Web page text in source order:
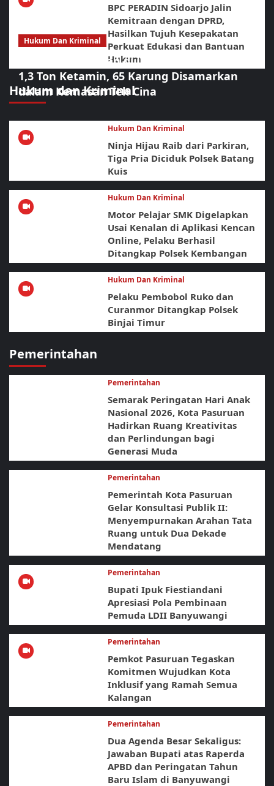
BPC PERADIN Sidoarjo Jalin
Kemitraan dengan DPRD,
Hasilkan Tujuh Kesepakatan
Perkuat Edukasi dan Bantuan
Hukum
Hukum dan Kriminal
Hukum Dan Kriminal
Operasi Gabungan di Laut Bintan Bongkar
1,3 Ton Ketamin, 65 Karung Disamarkan
dalam Kemasan Teh Cina
Hukum Dan Kriminal
Ninja Hijau Raib dari Parkiran,
Tiga Pria Diciduk Polsek Batang
Kuis
Hukum Dan Kriminal
Motor Pelajar SMK Digelapkan
Usai Kenalan di Aplikasi Kencan
Online, Pelaku Berhasil
Ditangkap Polsek Kembangan
Hukum Dan Kriminal
Pelaku Pembobol Ruko dan
Curanmor Ditangkap Polsek
Binjai Timur
Pemerintahan
Pemerintahan
Semarak Peringatan Hari Anak
Nasional 2026, Kota Pasuruan
Hadirkan Ruang Kreativitas
dan Perlindungan bagi
Generasi Muda
Pemerintahan
Pemerintah Kota Pasuruan
Gelar Konsultasi Publik II:
Menyempurnakan Arahan Tata
Ruang untuk Dua Dekade
Mendatang
Pemerintahan
Bupati Ipuk Fiestiandani
Apresiasi Pola Pembinaan
Pemuda LDII Banyuwangi
Pemerintahan
Pemkot Pasuruan Tegaskan
Komitmen Wujudkan Kota
Inklusif yang Ramah Semua
Kalangan
Pemerintahan
Dua Agenda Besar Sekaligus:
Jawaban Bupati atas Raperda
APBD dan Peringatan Tahun
Baru Islam di Banyuwangi